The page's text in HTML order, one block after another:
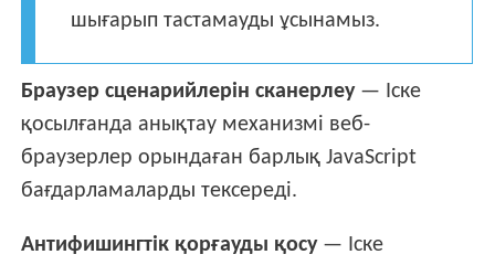
шығарып тастамауды ұсынамыз.
Браузер сценарийлерін сканерлеу— Іске
қосылғанда анықтау механизмі веб-
браузерлер орындаған барлық JavaScript
бағдарламаларды тексереді.
Антифишингтік қорғауды қосу— Іске